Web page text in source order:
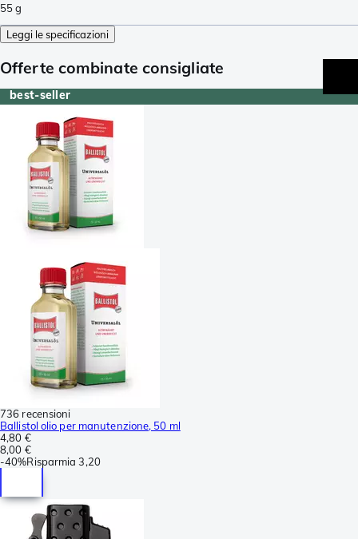
55g
Leggi le specificazioni
Offerte combinate consigliate
best-seller
736 recensioni
Ballistol olio per manutenzione, 50 ml
4,80 €
8,00 €
-40%Risparmia 3,20